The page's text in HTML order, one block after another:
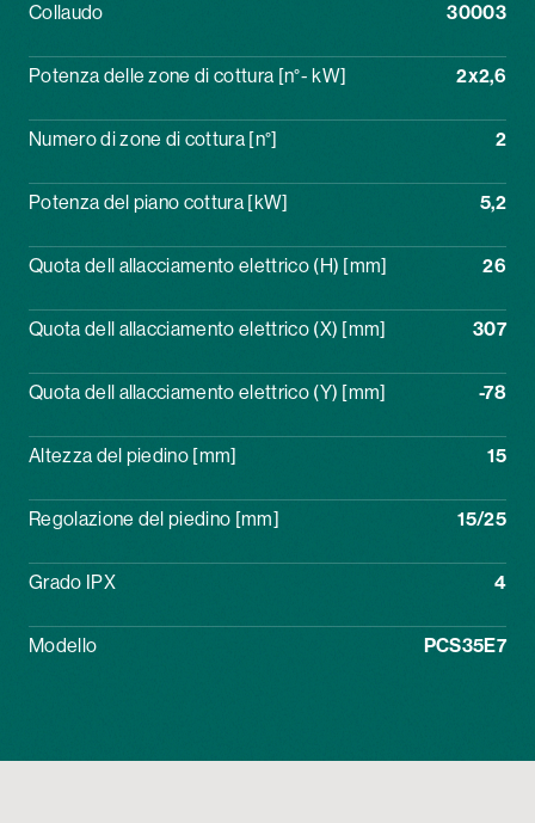
Collaudo 30003
Potenza delle zone di cottura [n°- kW] 2x2,6
Numero di zone di cottura [n°] 2
Potenza del piano cottura [kW] 5,2
Quota dell allacciamento elettrico (H) [mm] 26
Quota dell allacciamento elettrico (X) [mm] 307
Quota dell allacciamento elettrico (Y) [mm] -78
Altezza del piedino [mm] 15
Regolazione del piedino [mm] 15/25
Grado IPX 4
Modello PCS35E7